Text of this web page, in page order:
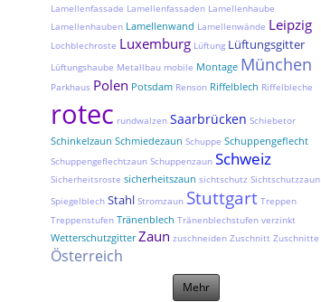
Lamellenfassade Lamellenfassaden Lamellenhaube
Lamellenhauben Lamellenwand Lamellenwände Leipzig
Lochblechroste Luxemburg Lüftung Lüftungsgitter
Lüftungshaube Metallbau mobile Montage München
Parkhaus Polen Potsdam Renson Riffelblech Riffelbleche
rotec rundwalzen Saarbrücken Schiebetor
Schinkelzaun Schmiedezaun Schuppe Schuppengeflecht
Schuppengeflechtzaun Schuppenzaun Schweiz
Sicherheitsroste sicherheitszaun sichtschutz Sichtschutzzaun
Spiegelblech Stahl Stromzaun Stuttgart Treppen
Treppenstufen Tränenblech Tränenblechstufen verzinkt
Wetterschutzgitter Zaun zuschneiden Zuschnitt Zuschnitte
Österreich
Mehr